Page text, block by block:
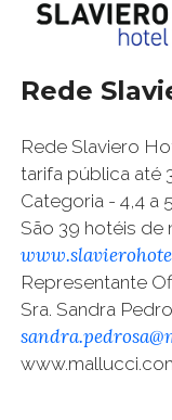
Rede
Rede Slaviero
tarifa pública até
Categoria - 4,4 a
São 39 hotéis de
Representante
Sra. Sandra